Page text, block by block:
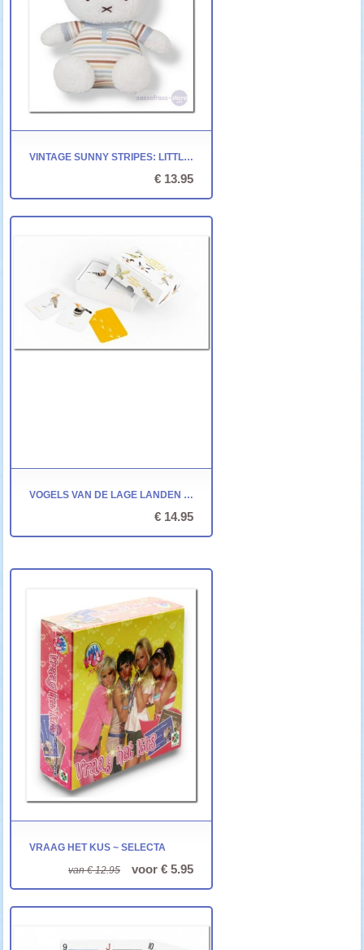
VINTAGE SUNNY STRIPES: LITTLE DUTCH NIJNTJE (25CM) - TIAMO
€ 13.95
VOGELS VAN DE LAGE LANDEN - MEMOSPEL
€ 14.95
VRAAG HET KUS ~ SELECTA
van € 12.95
voor € 5.95